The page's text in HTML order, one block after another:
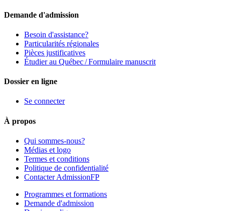
Demande d'admission
Besoin d'assistance?
Particularités régionales
Pièces justificatives
Étudier au Québec / Formulaire manuscrit
Dossier en ligne
Se connecter
À propos
Qui sommes-nous?
Médias et logo
Termes et conditions
Politique de confidentialité
Contacter AdmissionFP
Programmes et formations
Demande d'admission